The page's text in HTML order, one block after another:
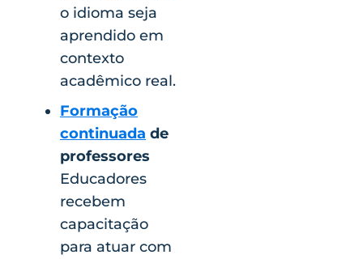
o idioma seja
aprendido em
contexto
acadêmico real.
Formação
continuada de
professores
Educadores
recebem
capacitação
para atuar com